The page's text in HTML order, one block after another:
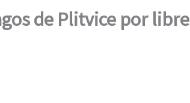
de Plitvice por libre